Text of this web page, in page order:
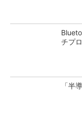
チプ
「半